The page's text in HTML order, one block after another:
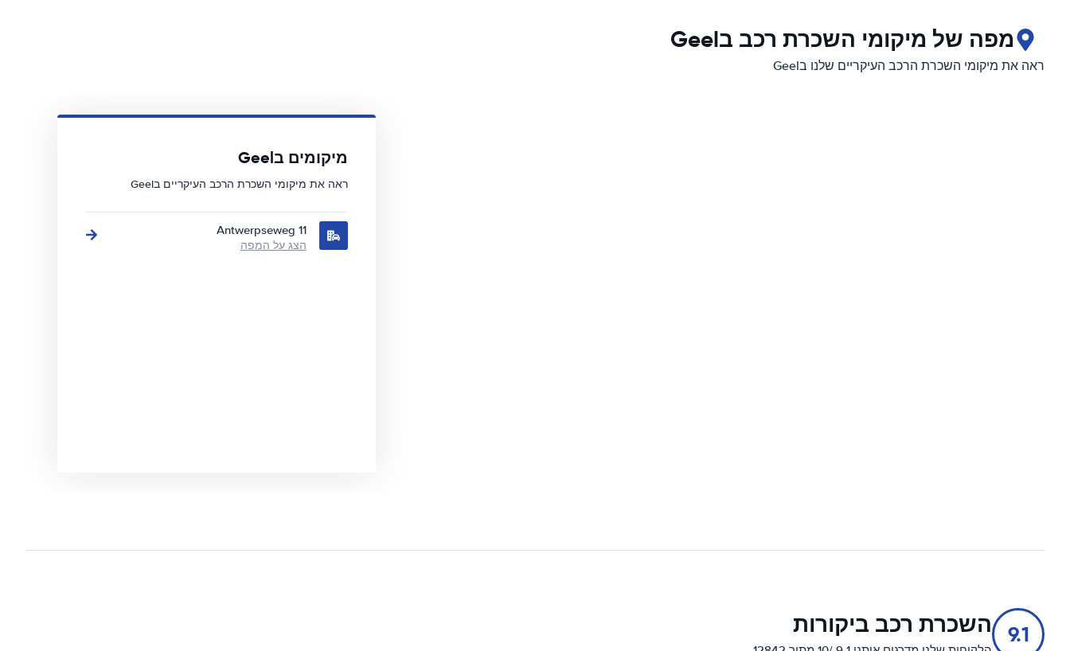
מפה של מיקומי השכרת רכב בGeel
ראה את מיקומי השכרת הרכב העיקריים שלנו בGeel
מיקומים בGeel
ראה את מיקומי השכרת הרכב העיקריים בGeel
Antwerpseweg 11
הצג על המפה
9.1 השכרת רכב ביקורות